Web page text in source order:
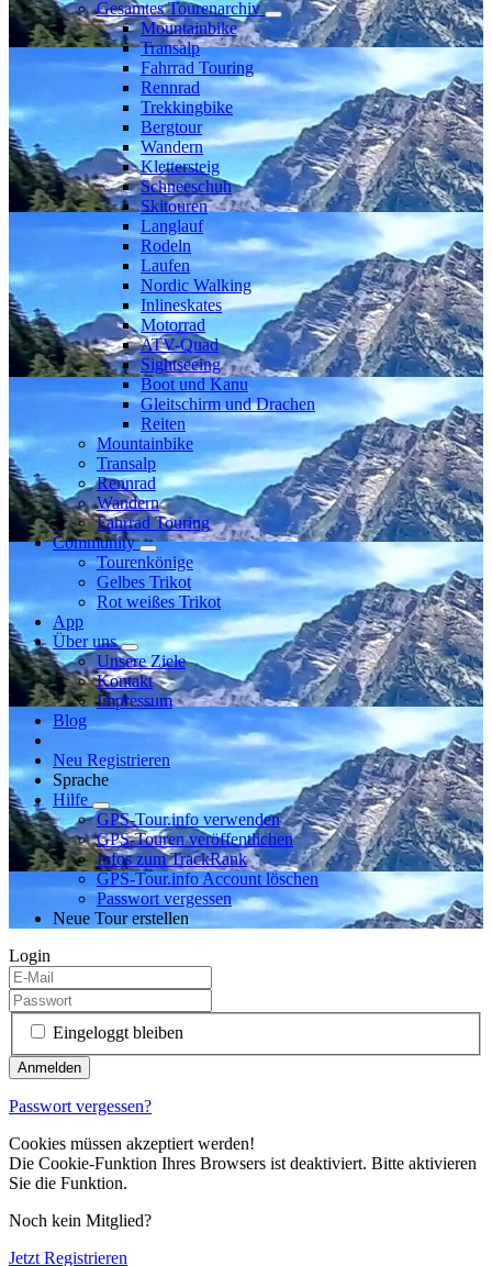
Gesamtes Tourenarchiv
Mountainbike
Transalp
Fahrrad Touring
Rennrad
Trekkingbike
Bergtour
Wandern
Klettersteig
Schneeschuh
Skitouren
Langlauf
Rodeln
Laufen
Nordic Walking
Inlineskates
Motorrad
ATV-Quad
Sightseeing
Boot und Kanu
Gleitschirm und Drachen
Reiten
Mountainbike
Transalp
Rennrad
Wandern
Fahrrad Touring
Community
Tourenkönige
Gelbes Trikot
Rot weißes Trikot
App
Über uns
Unsere Ziele
Kontakt
Impressum
Blog
Neu Registrieren
Sprache
Hilfe
GPS-Tour.info verwenden
GPS-Touren veröffentlichen
Infos zum TrackRank
GPS-Tour.info Account löschen
Passwort vergessen
Neue Tour erstellen
Login
Eingeloggt bleiben
Passwort vergessen?
Cookies müssen akzeptiert werden!
Die Cookie-Funktion Ihres Browsers ist deaktiviert. Bitte aktivieren
Sie die Funktion.
Noch kein Mitglied?
Jetzt Registrieren